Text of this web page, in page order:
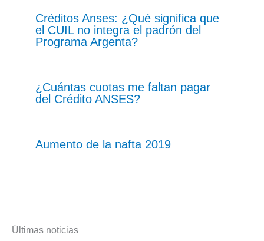
Créditos Anses: ¿Qué significa que
el CUIL no integra el padrón del
Programa Argenta?
¿Cuántas cuotas me faltan pagar
del Crédito ANSES?
Aumento de la nafta 2019
Últimas noticias